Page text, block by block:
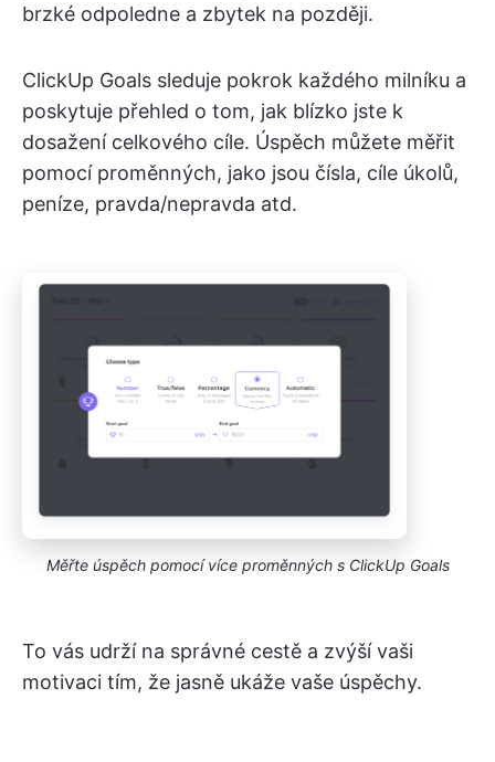
brzké odpoledne a zbytek na později.
ClickUp Goals sleduje pokrok každého milníku a
poskytuje přehled o tom, jak blízko jste k
dosažení celkového cíle. Úspěch můžete měřit
pomocí proměnných, jako jsou čísla, cíle úkolů,
peníze, pravda/nepravda atd.
Měřte úspěch pomocí více proměnných s ClickUp Goals
To vás udrží na správné cestě a zvýší vaši
motivaci tím, že jasně ukáže vaše úspěchy.